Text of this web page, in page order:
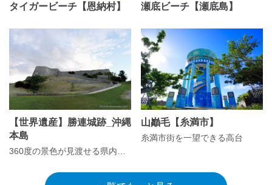
タイガービーチ【恩納村】 瀬底ビーチ【瀬底島】
【世界遺産】勝連城跡_沖縄
本島
山巓毛【糸満市】
糸満市街を一望できる高台